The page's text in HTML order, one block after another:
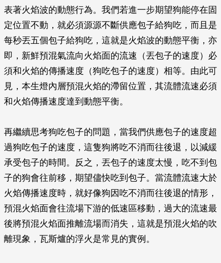
表著火焰波的動態行為。我們若進一步期望狗能停在固
定位置不動，就必須源源不斷供應包子給狗吃，而且是
每秒丟五個包子給狗吃，這就是火焰波的動態平衡，亦
即，新鮮預混氣流向火焰面的流速（丟包子的速度）必
須和火焰的傳播速度（狗吃包子的速度）相等。由此可
見，本生燈內層預混火焰的滯留位置，其流體流速必須
和火焰傳播速度達到動態平衡。
再繼續思考狗吃包子的問題，當我們供應包子的速度超
過狗吃包子的速度，這隻狗將吃不消而往後退，以減緩
承受包子的時間。反之，丟包子的速度太慢，吃不到包
子的狗會往前移，期望儘快吃到包子。當流體流速大於
火焰傳播速度時，就好像狗因吃不消而往後退的情形，
預混火焰面會往流場下游的低速區移動，過大的流速最
後將預混火焰面推離流場而消失，這就是預混火焰的吹
離現象，瓦斯爐的浮火是常見的實例。